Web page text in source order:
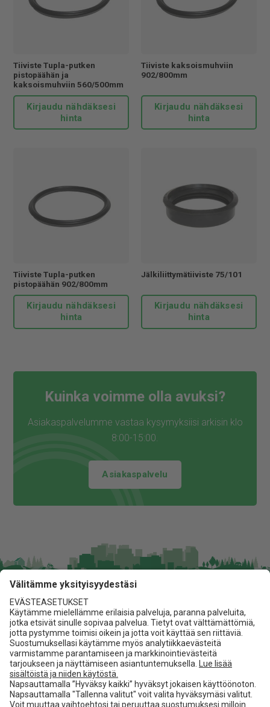
tuotteita tuet kotimaista teollisuutta.
Tiiviste Tupla-putken
pistopäähän ja
kaksoismuhviin 560/500mm
Kirjaudu nähdäksesi
hinta
Tiiviste kaksoismuhviin
902/800mm
Kirjaudu nähdäksesi
hinta
Tiiviste Tupla-putken
pistopäähän 902/800mm
Kirjaudu nähdäksesi
hinta
Jälkiliittymätiiviste 75/101
Kirjaudu nähdäksesi
hinta
Kuinka voimme olla avuksi?
Asiakaspalvelumme vastaa kysymyksiisi arkisin klo
8:00-15:00.
Asiakaspalvelu
Jita Oy
Lakarintie 10, 34800 Virrat
03 475 6100
info@jita.fi